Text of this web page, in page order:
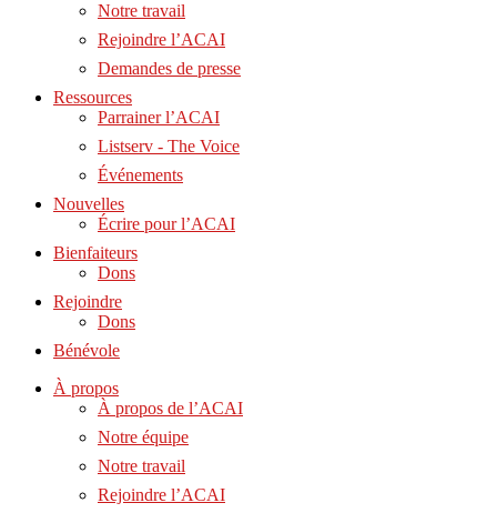
Notre travail
Rejoindre l’ACAI
Demandes de presse
Ressources
Parrainer l’ACAI
Listserv - The Voice
Événements
Nouvelles
Écrire pour l’ACAI
Bienfaiteurs
Dons
Rejoindre
Dons
Bénévole
À propos
À propos de l’ACAI
Notre équipe
Notre travail
Rejoindre l’ACAI